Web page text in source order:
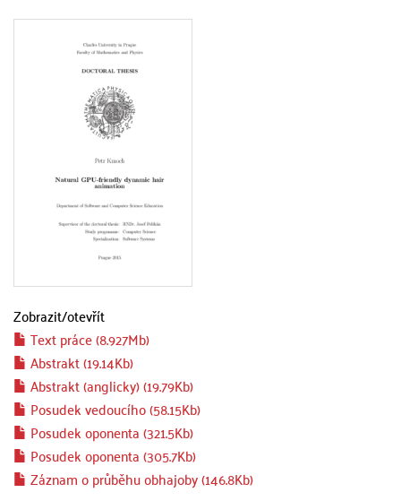
Zobrazit/otevřít
Text práce (8.927Mb)
Abstrakt (19.14Kb)
Abstrakt (anglicky) (19.79Kb)
Posudek vedoucího (58.15Kb)
Posudek oponenta (321.5Kb)
Posudek oponenta (305.7Kb)
Záznam o průběhu obhajoby (146.8Kb)